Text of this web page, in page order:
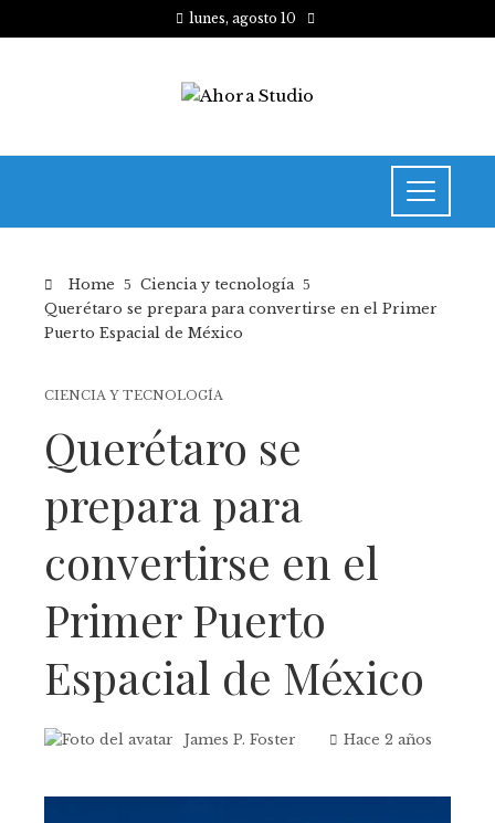
lunes, agosto 10
Home
Ciencia y tecnología
Querétaro se prepara para convertirse en el Primer
Puerto Espacial de México
CIENCIA Y TECNOLOGÍA
Querétaro se
prepara para
convertirse en el
Primer Puerto
Espacial de México
James P. Foster Hace 2 años